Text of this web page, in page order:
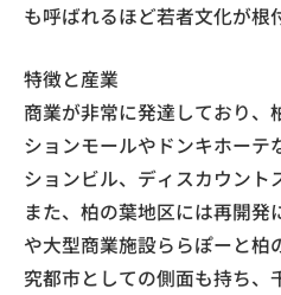
も呼ばれるほど若者文化が根
特徴と産業
商業が非常に発達しており、
ションモールやドンキホーテ
ションビル、ディスカウント
また、柏の葉地区には再開
や大型商業施設ららぽーと柏
究都市としての側面も持ち、